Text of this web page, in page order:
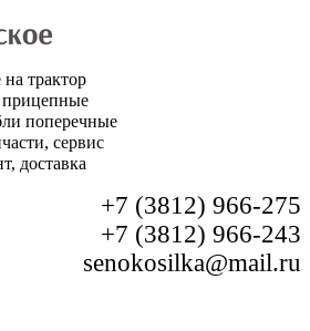
трактор
поперечные
сервис
доставка
+7 (3812) 966-275
+7 (3812) 966-243
senokosilka@mail.ru